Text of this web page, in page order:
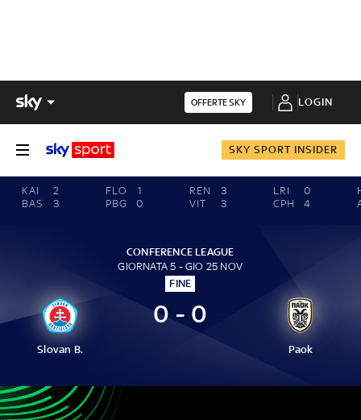
OFFERTE SKY LOGIN
SKY SPORT INSIDER
KAI
2
BAS
3
FLO
1
PBG
0
REN
3
VIT
3
LRI
0
CPH
4
CONFERENCE LEAGUE
GIORNATA 5 - GIO 25 NOV
FINE
Slovan B.
0 - 0
Paok